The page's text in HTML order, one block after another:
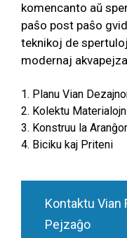
komencanto aŭ
paŝo post paŝo
teknikoj de
modernaj
1. Planu Vian
2. Kolektu Materialojn
3. Konstruu la
4. Biciku kaj Priteni
Kontaktu Vian
Pejzaĝo